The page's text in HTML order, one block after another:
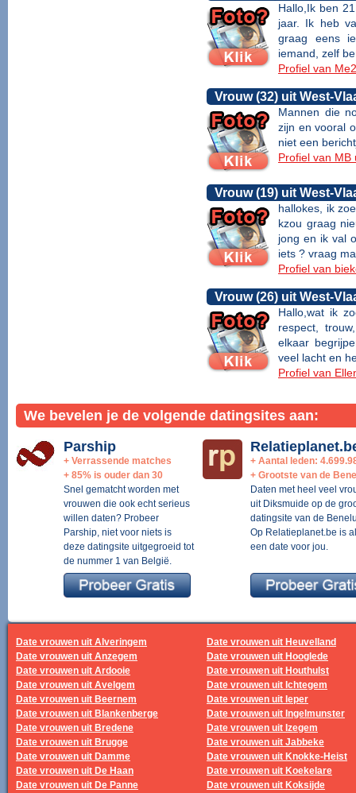
Hallo,Ik ben
jaar. Ik heb
graag eens
iemand, zelf
Profiel van
Vrouw (32) uit West-
Mannen die
zijn en vooral
niet een
Profiel van MB
Vrouw (19) uit West-
hallokes, ik
kzou graag
jong en ik val
iets ? vraag
Profiel van
Vrouw (26) uit West-
Hallo,wat ik
respect,
elkaar
veel lacht en
Profiel van
We bevelen je de volgende datingsites aan:
Parship
+ Verrassende matches
+ 85% is ouder dan 30
Snel gematcht worden met
vrouwen die ook echt serieus
willen daten? Probeer
Parship, niet voor niets is
deze datingsite uitgegroeid tot
de nummer 1 van België.
+ Aantal leden:
+ Grootste van de
Daten met heel veel
uit Diksmuide op de
datingsite van de
Op Relatieplanet.be is
een date voor jou.
Date vrouwen uit Alveringem
Date vrouwen uit Anzegem
Date vrouwen uit Ardooie
Date vrouwen uit Avelgem
Date vrouwen uit Beernem
Date vrouwen uit Blankenberge
Date vrouwen uit Bredene
Date vrouwen uit Brugge
Date vrouwen uit Damme
Date vrouwen uit De Haan
Date vrouwen uit De Panne
Date vrouwen uit Heuvelland
Date vrouwen uit Hooglede
Date vrouwen uit Houthulst
Date vrouwen uit Ichtegem
Date vrouwen uit Ieper
Date vrouwen uit Ingelmunster
Date vrouwen uit Izegem
Date vrouwen uit Jabbeke
Date vrouwen uit Knokke-Heist
Date vrouwen uit Koekelare
Date vrouwen uit Koksijde